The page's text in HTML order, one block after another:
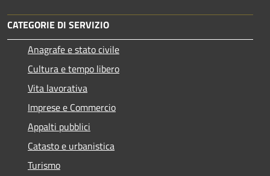
CATEGORIE DI SERVIZIO
Anagrafe e stato civile
Cultura e tempo libero
Vita lavorativa
Imprese e Commercio
Appalti pubblici
Catasto e urbanistica
Turismo